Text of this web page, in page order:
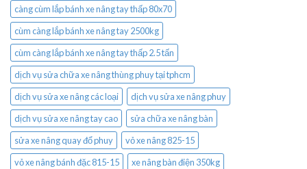
càng cùm lắp bánh xe nâng tay thấp 80x70
cùm càng lắp bánh xe nâng tay 2500kg
cùm càng lắp bánh xe nâng tay thấp 2.5 tấn
dịch vụ sửa chữa xe nâng thùng phuy tại tphcm
dịch vụ sửa xe nâng các loại
dịch vụ sửa xe nâng phuy
dịch vụ sửa xe nâng tay cao
sửa chữa xe nâng bàn
sửa xe nâng quay đổ phuy
vỏ xe nâng 825-15
vỏ xe nâng bánh đặc 815-15
xe nâng bàn điện 350kg